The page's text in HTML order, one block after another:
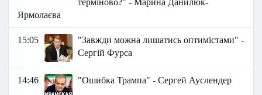
терміново?" - Марина Данилюк-
Ярмолаєва
15:05
"Завжди можна лишатись оптимістами" -
Сергій Фурса
14:46 "Ошибка Трампа" - Сергей Ауслендер